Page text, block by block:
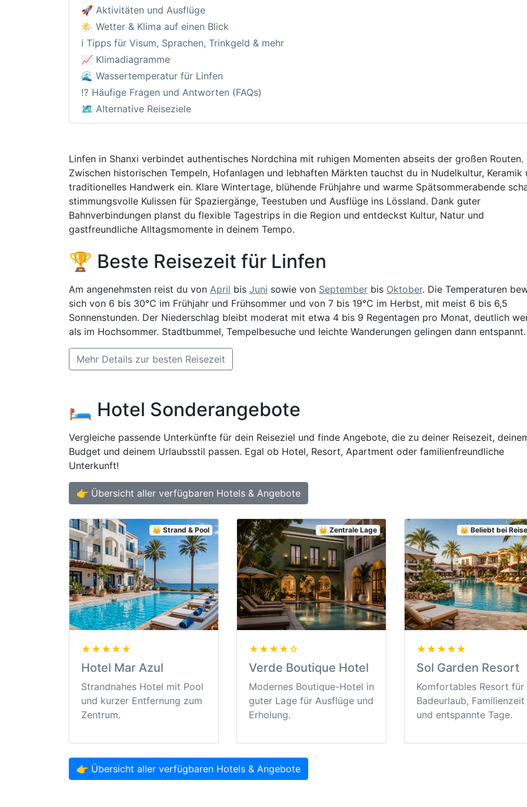
🚀 Aktivitäten und Ausflüge
🌤️ Wetter & Klima auf einen Blick
ℹ️ Tipps für Visum, Sprachen, Trinkgeld & mehr
📈 Klimadiagramme
🌊 Wassertemperatur für Linfen
⁉️ Häufige Fragen und Antworten (FAQs)
🗺️ Alternative Reiseziele
Linfen in Shanxi verbindet authentisches Nordchina mit ruhigen Momenten abseits der großen Routen.
Zwischen historischen Tempeln, Hofanlagen und lebhaften Märkten tauchst du in Nudelkultur, Keramik
traditionelles Handwerk ein. Klare Wintertage, blühende Frühjahre und warme Spätsommerabende
stimmungsvolle Kulissen für Spaziergänge, Teestuben und Ausflüge ins Lössland. Dank guter
Bahnverbindungen planst du flexible Tagestrips in die Region und entdeckst Kultur, Natur und
gastfreundliche Alltagsmomente in deinem Tempo.
🏆 Beste Reisezeit für Linfen
Am angenehmsten reist du von April bis Juni sowie von September bis Oktober. Die Temperaturen
sich von 6 bis 30°C im Frühjahr und Frühsommer und von 7 bis 19°C im Herbst, mit meist 6 bis 6,5
Sonnenstunden. Der Niederschlag bleibt moderat mit etwa 4 bis 9 Regentagen pro Monat, deutlich
als im Hochsommer. Stadtbummel, Tempelbesuche und leichte Wanderungen gelingen dann entspannt.
Mehr Details zur besten Reisezeit
🛏️ Hotel Sonderangebote
Vergleiche passende Unterkünfte für dein Reiseziel und finde Angebote, die zu deiner Reisezeit,
Budget und deinem Urlaubsstil passen. Egal ob Hotel, Resort, Apartment oder familienfreundliche
Unterkunft!
👉 Übersicht aller verfügbaren Hotels & Angebote
👑 Strand & Pool
★★★★★
Hotel Mar Azul
Strandnahes Hotel mit Pool
und kurzer Entfernung zum
Zentrum.
👑 Zentrale Lage
★★★★☆
Verde Boutique Hotel
Modernes Boutique-Hotel in
guter Lage für Ausflüge und
Erholung.
👑 Beliebt bei
★★★★★
Sol Garden Resort
Komfortables Resort für
Badeurlaub, Familienzeit
und entspannte Tage.
👉 Übersicht aller verfügbaren Hotels & Angebote